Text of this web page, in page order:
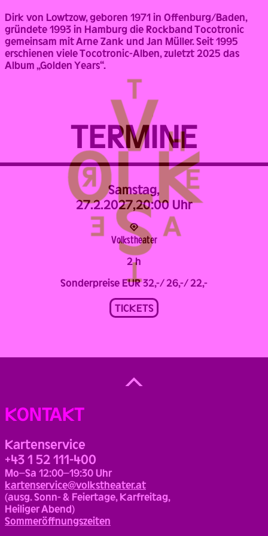
Dirk von Lowtzow, geboren 1971 in Offenburg/Baden,
gründete 1993 in Hamburg die Rockband Tocotronic
gemeinsam mit Arne Zank und Jan Müller. Seit 1995
erschienen viele Tocotronic-Alben, zuletzt 2025 das
Album „Golden Years“.
TERMINE
Samstag,
27.2.2027,20:00 Uhr
2 h
Volks­theater
Sonderpreise EUR 32,-/ 26,-/ 22,-
TICKETS
Back
to
KONTAKT
Kartenservice
+43 1 52 111-400
Mo–Sa 12:00–19:30 Uhr
kartenservice@volkstheater.at
(ausg. Sonn- & Feiertage, Karfreitag,
Heiliger Abend)
Sommeröffnungszeiten